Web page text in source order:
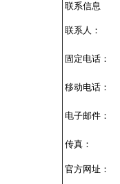
联系信息
联系人：
固定电话：
移动电话：
电子邮件：
传真：
官方网址：